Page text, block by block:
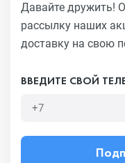
Давайте дружить!
рассылку наших
доставку на свою
ВВЕДИТЕ СВОЙ